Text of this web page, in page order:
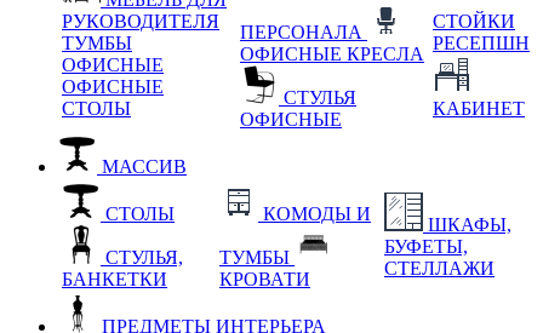
РУКОВОДИТЕЛЯ
ТУМБЫ
ОФИСНЫЕ
ОФИСНЫЕ
СТОЛЫ
ПЕРСОНАЛА
ОФИСНЫЕ КРЕСЛА
СТУЛЬЯ
ОФИСНЫЕ
СТОЙКИ
РЕСЕПШН
КАБИНЕТ
МАССИВ
СТОЛЫ
СТУЛЬЯ,
БАНКЕТКИ
КОМОДЫ И
ТУМБЫ
КРОВАТИ
ШКАФЫ,
БУФЕТЫ,
СТЕЛЛАЖИ
ПРЕДМЕТЫ ИНТЕРЬЕРА